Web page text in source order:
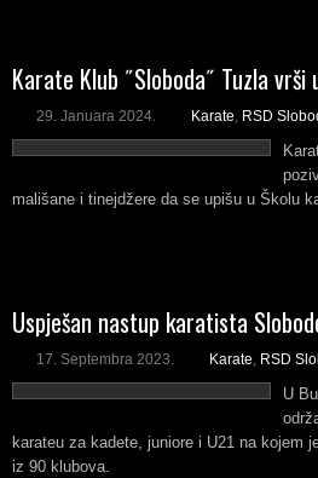
Karate Klub ˝Sloboda˝ Tuzla
29. Januara 2024. Karate, RSD
mališane i tinejdžere da se upišu u Školu
Uspješan nastup karatista
17. Septembra 2023. Karate, RSD
U
karateu za kadete, juniore i U21 na kojem
iz 90 klubova.